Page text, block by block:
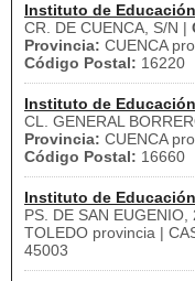
Instituto de
CR. DE CUENCA, S/N |
Provincia: CUENCA
Código Postal: 16220
Instituto de
CL. GENERAL
Provincia: CUENCA
Código Postal: 16660
Instituto de
PS. DE SAN EUGENIO,
TOLEDO provincia |
45003